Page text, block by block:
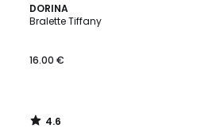
DORINA
Bralette Tiffany
16.00 €
4.6
/ 5
4.6
/